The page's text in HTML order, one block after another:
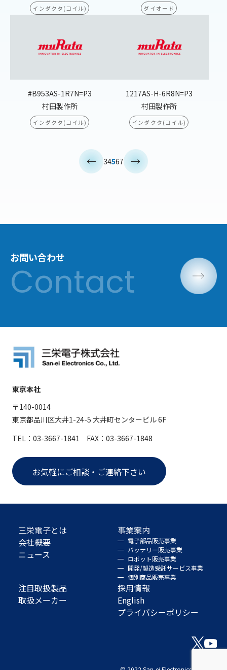
インダクタ(コイル) ダイオード
#B953AS-1R7N=P3
村田製作所
インダクタ(コイル)
1217AS-H-6R8N=P3
村田製作所
インダクタ(コイル)
34567
お問い合わせ
東京本社
〒140-0014
東京都品川区大井1-24-5 大井町センタービル 6F
TEL：03-3667-1841 FAX：03-3667-1848
お気軽にご相談・ご連絡下さい
三栄電子とは
会社概要
ニュース
事業案内
電子部品販売事業
バッテリー販売事業
ロボット販売事業
開発/製造受託サービス事業
個別商品販売事業
注目取扱製品
取扱メーカー
採用情報
English
プライバシーポリシー